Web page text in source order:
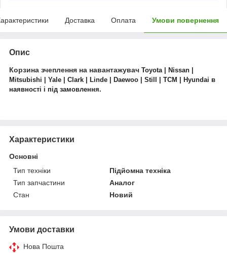
Доставка Оплата Умови повернення
Опис
Корзина зчеплення на навантажувач Toyota | Nissan |
Mitsubishi | Yale | Clark | Linde | Daewoo | Still | TCM | Hyundai в
наявності і під замовлення.
Характеристики
Основні
Тип техніки
Підйомна техніка
Тип запчастини
Аналог
Стан
Новий
Умови доставки
Нова Пошта